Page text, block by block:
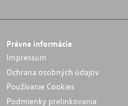
Právne informácie
Impressum
Ochrana osobných údajov
Používanie Cookies
Podmienky prelinkovania